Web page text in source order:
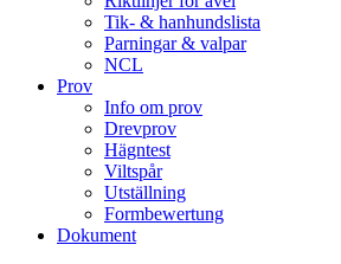
Tik- & hanhundslista
Parningar & valpar
NCL
Prov
Info om prov
Drevprov
Hägntest
Viltspår
Utställning
Formbewertung
Dokument